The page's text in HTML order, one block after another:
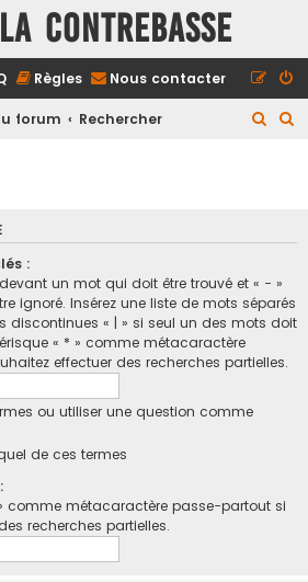
CONTREBASSE
Règles Nous contacter
forum Rechercher
h
c
h
:
un mot qui doit être trouvé et « - »
ignoré. Insérez une liste de mots séparés
discontinues « | » si seul un des mots doit
« * » comme métacaractère
effectuer des recherches partielles.
ou utiliser une question comme
de ces termes
comme métacaractère passe-partout si
recherches partielles.